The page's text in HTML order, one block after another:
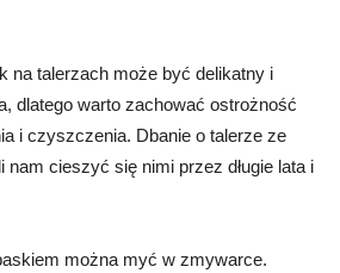
na talerzach może być delikatny i
dlatego warto zachować ostrożność
i czyszczenia. Dbanie o talerze ze
nam cieszyć się nimi przez długie lata i
można myć w zmywarce.